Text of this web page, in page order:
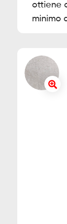
ottiene
minimo